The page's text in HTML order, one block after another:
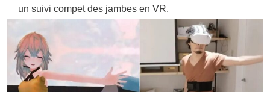
un suivi compet des jambes en VR.